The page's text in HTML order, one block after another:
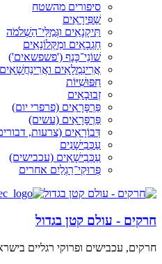
סיפורים מהשטח
שַׁפִּירָאִים
תִּיקָנָאִים וגְּמַלֵּי־הַשְׁלֹמֹה
חַגְבָאִים ומַקְּלוֹנָאִים
שׁוֹנֵי־כָּנָף ('פשפשאים')
אֲרִינִמְלָאִים ואֲרִינַחֲשָׁאִים
חִפּוּשִׁיּוֹת
זְבוּבָאִים
פַּרְפָּרָאִים (פרפרי יום)
פַּרְפָּרָאִים (עשים)
דְּבוֹרָאִים (צרעות,
עַכְּבִישָׁנִים
עַכְּבִישָׁאִים (עכבישים)
פְּרוּקֵי־רַגְלַיִם אחרים
חרקים - עולם קטן בגדול
חרקים, עכבישים ופרוקי רגליים